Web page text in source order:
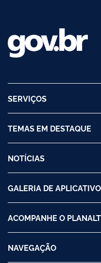
SERVIÇOS
TEMAS EM DESTAQUE
NOTÍCIAS
GALERIA DE
ACOMPANHE O
NAVEGAÇÃO